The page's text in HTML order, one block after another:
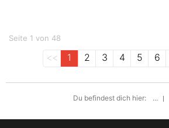
Seite 1 von 48
<< 1 2 3 4 5 6
Du befindest dich hier: ...